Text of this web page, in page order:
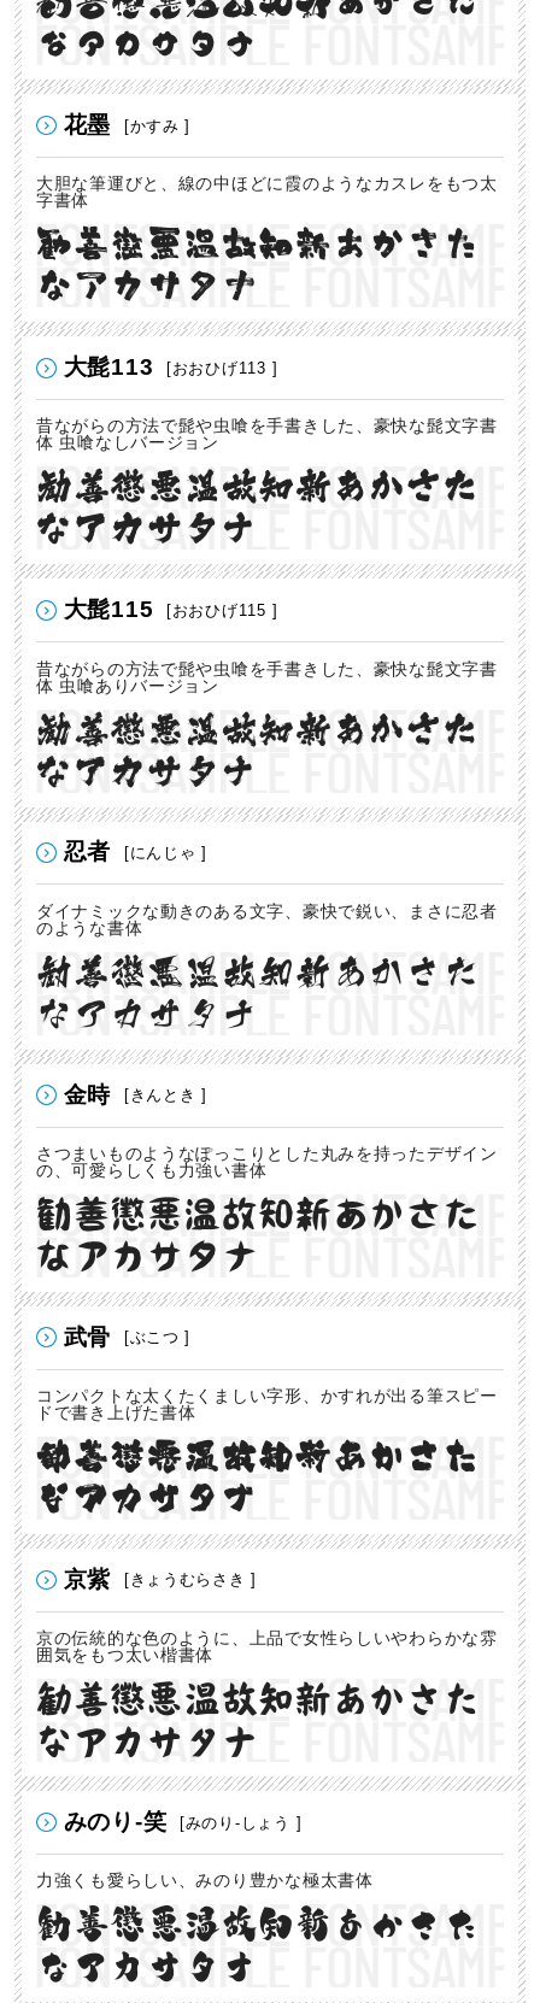
なアカサタナ
花墨 [かすみ ]
大胆な筆運びと、線の中ほどに霞のようなカスレをもつ太
字書体
勧善懲悪温故知新あかさた
なアカサタナ
大髭113 [おおひげ113 ]
昔ながらの方法で髭や虫喰を手書きした、豪快な髭文字書
体 虫喰なしバージョン
勧善懲悪温故知新あかさた
なアカサタナ
大髭115 [おおひげ115 ]
昔ながらの方法で髭や虫喰を手書きした、豪快な髭文字書
体 虫喰ありバージョン
勧善懲悪温故知新あかさた
なアカサタナ
忍者 [にんじゃ ]
ダイナミックな動きのある文字、豪快で鋭い、まさに忍者
のような書体
勧善懲悪温故知新あかさた
なアカサタナ
金時 [きんとき ]
さつまいものようなぽっこりとした丸みを持ったデザイン
の、可愛らしくも力強い書体
勧善懲悪温故知新あかさた
なアカサタナ
武骨 [ぶこつ ]
コンパクトな太くたくましい字形、かすれが出る筆スピー
ドで書き上げた書体
勧善懲悪温故知新あかさた
なアカサタナ
京紫 [きょうむらさき ]
京の伝統的な色のように、上品で女性らしいやわらかな雰
囲気をもつ太い楷書体
勧善懲悪温故知新あかさた
なアカサタナ
みのり-笑 [みのり-しょう ]
力強くも愛らしい、みのり豊かな極太書体
勧善懲悪温故知新あかさた
なアカサタナ